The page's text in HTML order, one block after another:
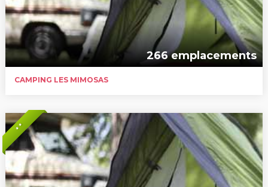
266 emplacements
CAMPING LES MIMOSAS
* *